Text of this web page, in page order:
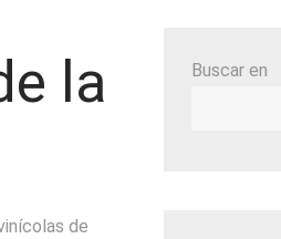
la
de
Buscar en